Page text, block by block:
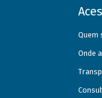
Quem
Onde